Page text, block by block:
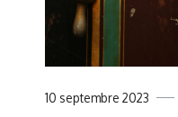
10 septembre 2023